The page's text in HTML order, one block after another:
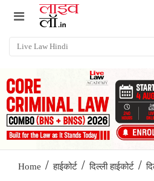
Home / हाईकोर्ट / दिल्ली हाईकोर्ट /